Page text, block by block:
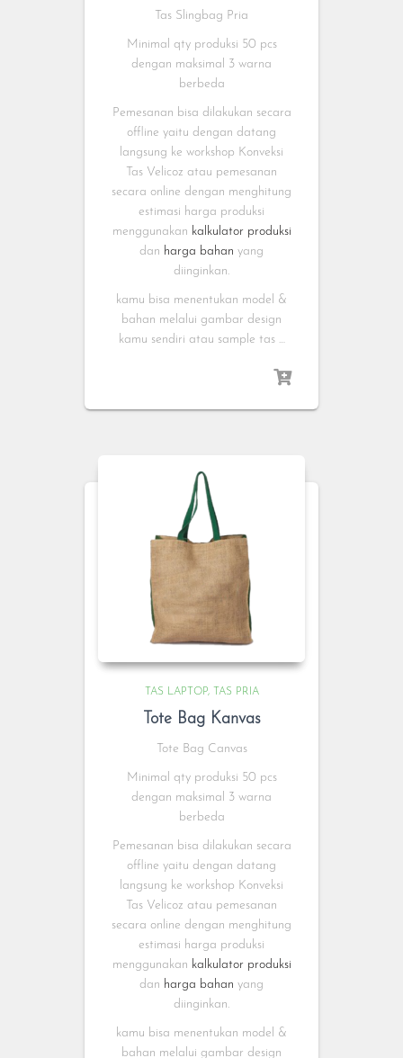
Tas Slingbag Pria
Minimal qty produksi 50 pcs
dengan maksimal 3 warna
berbeda
Pemesanan bisa dilakukan secara
offline yaitu dengan datang
langsung ke workshop Konveksi
Tas Velicoz atau pemesanan
secara online dengan menghitung
estimasi harga produksi
menggunakan kalkulator produksi
dan harga bahan yang
diinginkan.
kamu bisa menentukan model &
bahan melalui gambar design
kamu sendiri atau sample tas …
TAS LAPTOP TAS PRIA
Tote Bag Kanvas
Tote Bag Canvas
Minimal qty produksi 50 pcs
dengan maksimal 3 warna
berbeda
Pemesanan bisa dilakukan secara
offline yaitu dengan datang
langsung ke workshop Konveksi
Tas Velicoz atau pemesanan
secara online dengan menghitung
estimasi harga produksi
menggunakan kalkulator produksi
dan harga bahan yang
diinginkan.
kamu bisa menentukan model &
bahan melalui gambar design